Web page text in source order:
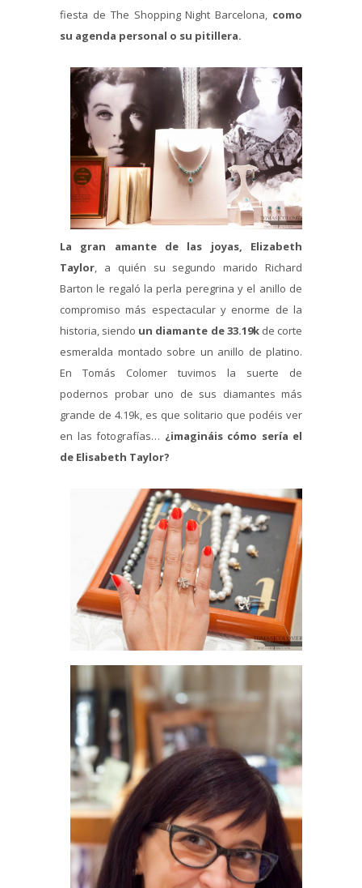
fiesta de The Shopping Night Barcelona, como
su agenda personal o su pitillera.
La gran amante de las joyas, Elizabeth
Taylor, a quién su segundo marido Richard
Barton le regaló la perla peregrina y el anillo de
compromiso más espectacular y enorme de la
historia, siendo un diamante de 33.19kde corte
esmeralda montado sobre un anillo de platino.
En Tomás Colomer tuvimos la suerte de
podernos probar uno de sus diamantes más
grande de 4.19k, es que solitario que podéis ver
en las fotografías… ¿imagináis cómo sería el
de Elisabeth Taylor?